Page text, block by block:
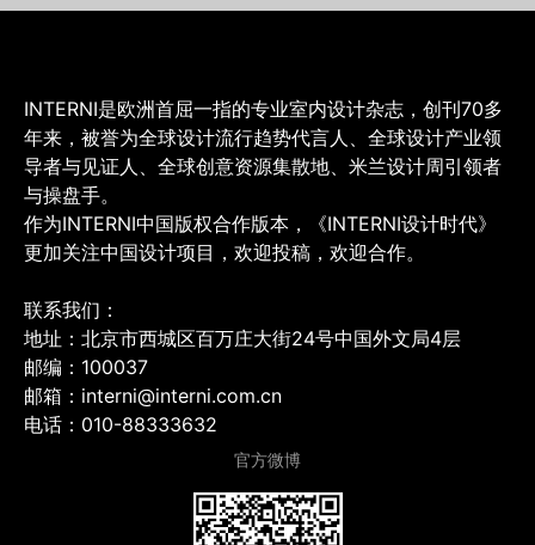
INTERNI是欧洲首屈一指的专业室内设计杂志，创刊70多
年来，被誉为全球设计流行趋势代言人、全球设计产业领
导者与见证人、全球创意资源集散地、米兰设计周引领者
与操盘手。
作为INTERNI中国版权合作版本，《INTERNI设计时代》
更加关注中国设计项目，欢迎投稿，欢迎合作。
联系我们：
地址：北京市西城区百万庄大街24号中国外文局4层
邮编：100037
邮箱：interni@interni.com.cn
电话：010-88333632
官方微博